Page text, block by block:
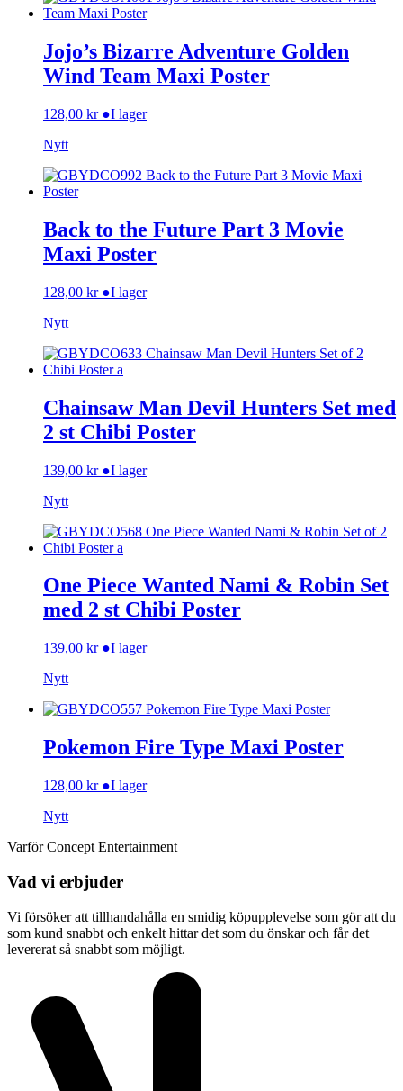
Jojo’s Bizarre Adventure Golden
Wind Team Maxi Poster
128,00 kr ●I lager
Nytt
Back to the Future Part 3 Movie
Maxi Poster
128,00 kr ●I lager
Nytt
Chainsaw Man Devil Hunters Set med
2 st Chibi Poster
139,00 kr ●I lager
Nytt
One Piece Wanted Nami & Robin Set
med 2 st Chibi Poster
139,00 kr ●I lager
Nytt
Pokemon Fire Type Maxi Poster
128,00 kr ●I lager
Nytt
Varför Concept Entertainment
Vad vi erbjuder
Vi försöker att tillhandahålla en smidig köpupplevelse som gör att du
som kund snabbt och enkelt hittar det som du önskar och får det
levererat så snabbt som möjligt.